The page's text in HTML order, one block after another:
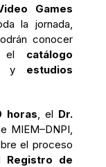
Games
la jornada,
conocer
el catálogo
y estudios
horas , el Dr.
MIEM–DNPI,
el proceso
Registro de